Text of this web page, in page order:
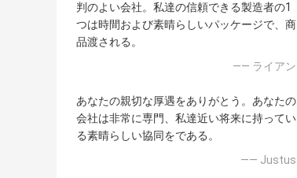
判のよい会社。私達の信頼できる製造者の1
つは時間および素晴らしいパッケージで、商
品渡される。
—— ライアン
あなたの親切な厚遇をありがとう。あなたの
会社は非常に専門、私達近い将来に持ってい
る素晴らしい協同をである。
—— Justus